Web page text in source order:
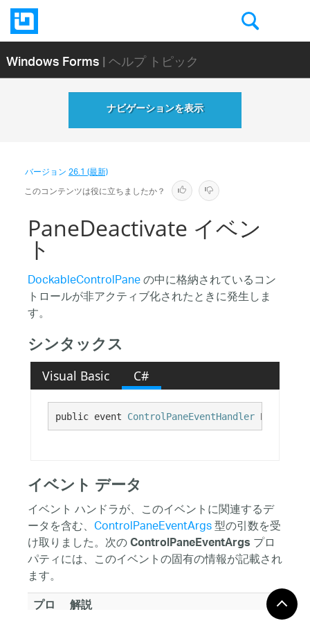
Windows Forms| ヘルプ トピック
ナビゲーションを表示
バージョン26.1 (最新)
このコンテンツは役に立ちましたか？
PaneDeactivate イベン
ト
DockableControlPaneの中に格納されているコン
トロールが非アクティブ化されたときに発生しま
す。
シンタックス
Visual Basic C#
public event ControlPaneEventHandler
イベント データ
イベント ハンドラが、このイベントに関連するデ
ータを含む、 ControlPaneEventArgs型の引数を受
け取りました。次のControlPaneEventArgsプロ
パティには、このイベントの固有の情報が記載され
ます。
プロ 解説